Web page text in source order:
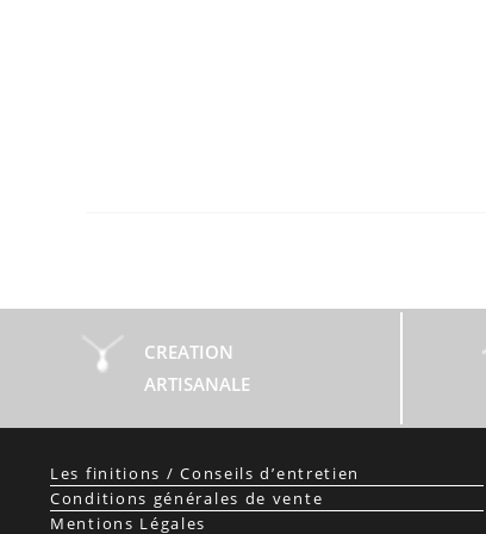
CREATION
ARTISANALE
Les finitions / Conseils d’entretien
Conditions générales de vente
Mentions Légales